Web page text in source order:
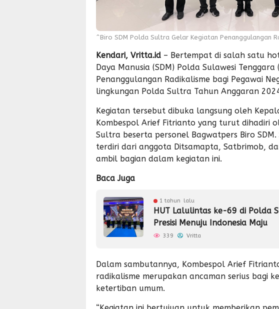
^Biro SDM Polda Sultra Gelar Kegiatan Penanggulangan
Kendari, Vritta.id – Bertempat di salah satu
Daya Manusia (SDM) Polda Sulawesi
Penanggulangan Radikalisme bagi Pegawai
lingkungan Polda Sultra Tahun Anggaran
Kegiatan tersebut dibuka langsung oleh
Kombespol Arief Fitrianto yang turut dihadiri
Sultra beserta personel Bagwatpers Biro
terdiri dari anggota Ditsamapta, Satbrimob,
ambil bagian dalam kegiatan ini.
Baca Juga
1 tahun lalu
HUT Lalulintas ke-69 di Polda
Presisi Menuju Indonesia Maju
339 Vritta
Dalam sambutannya, Kombespol Arief
radikalisme merupakan ancaman serius bagi
ketertiban umum.